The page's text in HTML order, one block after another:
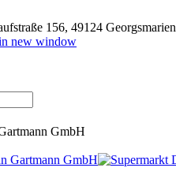
156, 49124
new window
GmbH